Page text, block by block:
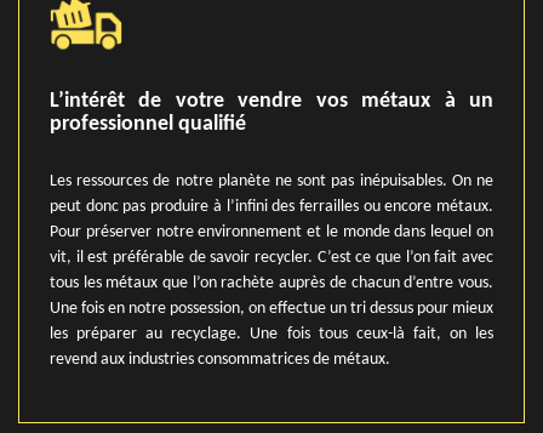
L’intérêt de votre vendre vos métaux à un
professionnel qualifié
Les ressources de notre planète ne sont pas inépuisables. On ne
peut donc pas produire à l’infini des ferrailles ou encore métaux.
Pour préserver notre environnement et le monde dans lequel on
vit, il est préférable de savoir recycler. C’est ce que l’on fait avec
tous les métaux que l’on rachète auprès de chacun d’entre vous.
Une fois en notre possession, on effectue un tri dessus pour mieux
les préparer au recyclage. Une fois tous ceux-là fait, on les
revend aux industries consommatrices de métaux.